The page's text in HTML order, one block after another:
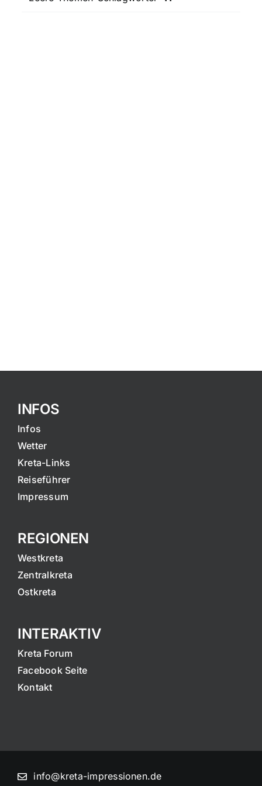
INFOS
Infos
Wetter
Kreta-Links
Reiseführer
Impressum
REGIONEN
Westkreta
Zentralkreta
Ostkreta
INTERAKTIV
Kreta Forum
Facebook Seite
Kontakt
info@kreta-impressionen.de